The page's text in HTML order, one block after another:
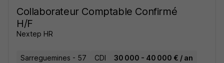
Collaborateur Comptable Confirmé
H/F
Nextep HR
Sarreguemines - 57 CDI 30 000 - 40 000 € / an